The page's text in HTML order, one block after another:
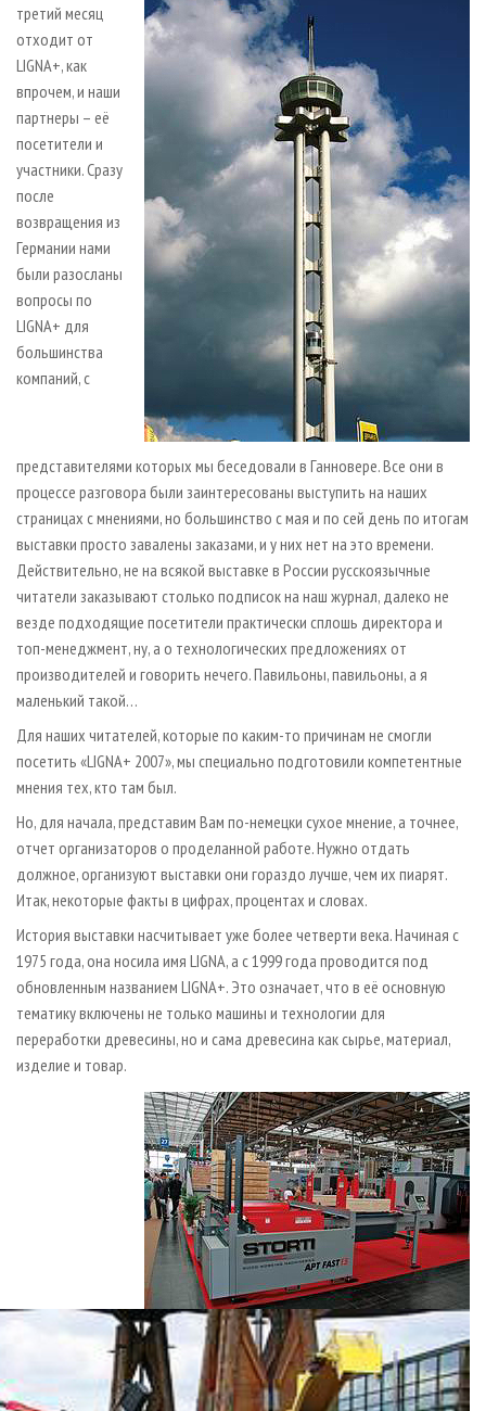
третий месяц
отходит от
LIGNA+, как
впрочем, и наши
партнеры – её
посетители и
участники. Сразу
после
возвращения из
Германии нами
были разосланы
вопросы по
LIGNA+ для
большинства
компаний, с
представителями которых мы беседовали в Ганновере. Все они в
процессе разговора были заинтересованы выступить на наших
страницах с мнениями, но большинство с мая и по сей день по итогам
выставки просто завалены заказами, и у них нет на это времени.
Действительно, не на всякой выставке в России русскоязычные
читатели заказывают столько подписок на наш журнал, далеко не
везде подходящие посетители практически сплошь директора и
топ-менеджмент, ну, а о технологических предложениях от
производителей и говорить нечего. Павильоны, павильоны, а я
маленький такой…
Для наших читателей, которые по каким-то причинам не смогли
посетить «LIGNA+ 2007», мы специально подготовили компетентные
мнения тех, кто там был.
Но, для начала, представим Вам по-немецки сухое мнение, а точнее,
отчет организаторов о проделанной работе. Нужно отдать
должное, организуют выставки они гораздо лучше, чем их пиарят.
Итак, некоторые факты в цифрах, процентах и словах.
История выставки насчитывает уже более четверти века. Начиная с
1975 года, она носила имя LIGNA, а с 1999 года проводится под
обновленным названием LIGNA+. Это означает, что в её основную
тематику включены не только машины и технологии для
переработки древесины, но и сама древесина как сырье, материал,
изделие и товар.